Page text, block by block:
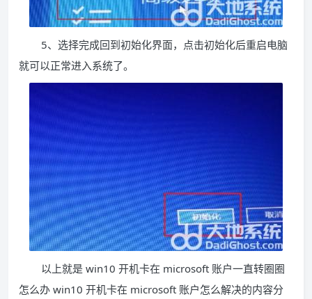
5、选择完成回到初始化界面，点击初始化后重启电脑
就可以正常进入系统了。
以上就是 win10 开机卡在 microsoft 账户一直转圈圈
怎么办 win10 开机卡在 microsoft 账户怎么解决的内容分